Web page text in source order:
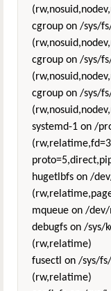
cgroup on /sys/
cgroup on /sys/
cgroup on /sys/
systemd-1 on /
hugetlbfs on /
mqueue on /
debugfs on /sys/
(rw,relatime)
fusectl on /sys/
(rw,relatime)